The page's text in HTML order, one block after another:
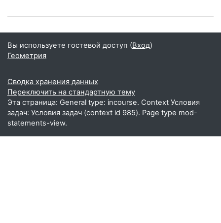
Вы используете гостевой доступ (Вход)
Геометрия
Сводка хранения данных
Переключить на стандартную тему
Эта страница: General type: incourse. Context Условия
задач: Условия задач (context id 985). Page type mod-
statements-view.